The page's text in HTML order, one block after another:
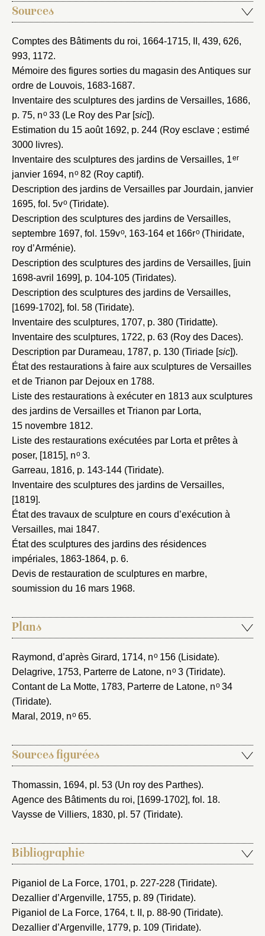
Sources
Comptes des Bâtiments du roi, 1664-1715, II, 439, 626,
993, 1172.
Mémoire des figures sorties du magasin des Antiques sur
ordre de Louvois, 1683-1687.
Inventaire des sculptures des jardins de Versailles, 1686,
p. 75, no33 (Le Roy des Par [sic]).
Estimation du 15 août 1692, p. 244 (Roy esclave ; estimé
3000 livres).
Inventaire des sculptures des jardins de Versailles, 1er
janvier 1694, no82 (Roy captif).
Description des jardins de Versailles par Jourdain, janvier
1695, fol. 5vo(Tiridate).
Description des sculptures des jardins de Versailles,
septembre 1697, fol. 159vo, 163-164 et 166ro(Thiridate,
roy d’Arménie).
Description des sculptures des jardins de Versailles, [juin
1698-avril 1699], p. 104-105 (Tiridates).
Description des sculptures des jardins de Versailles,
[1699-1702], fol. 58 (Tiridate).
Inventaire des sculptures, 1707, p. 380 (Tiridatte).
Inventaire des sculptures, 1722, p. 63 (Roy des Daces).
Description par Durameau, 1787, p. 130 (Tiriade [sic]).
État des restaurations à faire aux sculptures de Versailles
et de Trianon par Dejoux en 1788.
Liste des restaurations à exécuter en 1813 aux sculptures
des jardins de Versailles et Trianon par Lorta,
15 novembre 1812.
Liste des restaurations exécutées par Lorta et prêtes à
poser, [1815], no3.
Garreau, 1816, p. 143-144 (Tiridate).
Inventaire des sculptures des jardins de Versailles,
[1819].
État des travaux de sculpture en cours d’exécution à
Versailles, mai 1847.
État des sculptures des jardins des résidences
impériales, 1863-1864, p. 6.
Devis de restauration de sculptures en marbre,
soumission du 16 mars 1968.
Plans
Raymond, d’après Girard, 1714, no156 (Lisidate).
Delagrive, 1753, Parterre de Latone, no3 (Tiridate).
Contant de La Motte, 1783, Parterre de Latone, no34
(Tiridate).
Maral, 2019, no65.
Sources figurées
Thomassin, 1694, pl. 53 (Un roy des Parthes).
Agence des Bâtiments du roi, [1699-1702], fol. 18.
Vaysse de Villiers, 1830, pl. 57 (Tiridate).
Bibliographie
Piganiol de La Force, 1701, p. 227-228 (Tiridate).
Dezallier d’Argenville, 1755, p. 89 (Tiridate).
Piganiol de La Force, 1764, t. II, p. 88-90 (Tiridate).
Dezallier d’Argenville, 1779, p. 109 (Tiridate).
Valider
Nouveau dossier
Créer et ajouter
Mot de passe
Envoyer
Vous n'êtes pas encore inscrit ?Créer un compte
Vous avez oublié votre mot de passe ?Cliquez ici